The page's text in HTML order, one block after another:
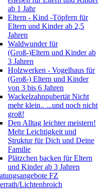
ab 1 Jahr
Eltern - Kind -Töpfern für
Eltern und Kinder ab 2,5
Jahren
Waldwunder für
(Groß-)Eltern und Kinder ab
3 Jahren
Holzwerken - Vogelhaus für
(Groß-) Eltern und Kinder
von 3 bis 6 Jahren
Wackelzahnpubertät Nicht
mehr klein.. ...und noch nicht
groß!
Den Alltag leichter meistern!
Mehr Leichtigkeit und
Struktur für Dich und Deine
Familie
Plätzchen backen für Eltern
und Kinder ab 3 Jahren
FZ
Lichtenbroich